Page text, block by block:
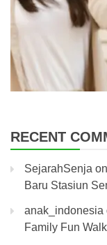
RECENT
SejarahSenja on
Baru Stasiun
anak_indonesia
Family Fun